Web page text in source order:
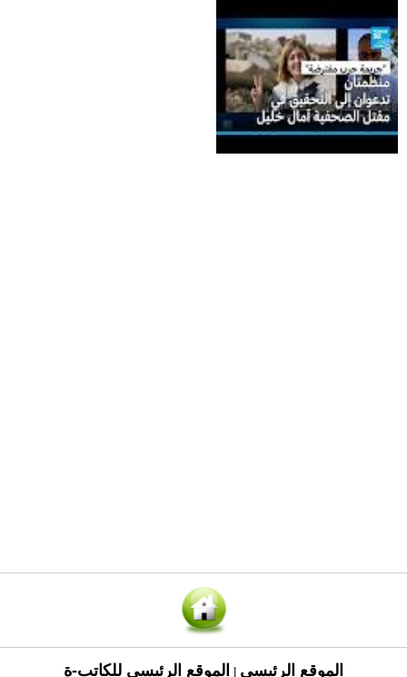
الموقع الرئيسي الموقع الرئيسي للكاتب-ة